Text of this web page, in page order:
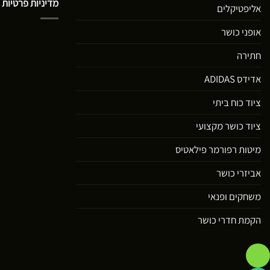
אליפטיקלים
אופני כושר
חתירה
אדידס ADIDAS
ציוד כוח ביתי
ציוד כושר מקצועי
מיטות רפורמר פילאטיס
אביזרי כושר
משחקים ופנאי
הקמת חדרי כושר
מדיניות פרטיות